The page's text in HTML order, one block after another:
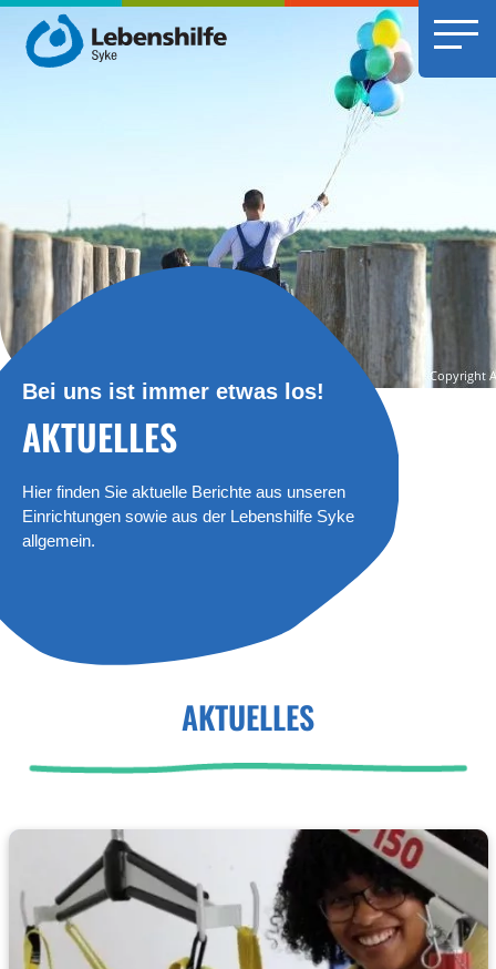
Bei uns ist immer etwas los!
AKTUELLES
Hier finden Sie aktuelle Berichte aus unseren
Einrichtungen sowie aus der Lebenshilfe Syke
allgemein.
AKTUELLES